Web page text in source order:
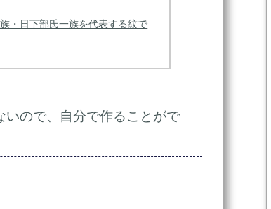
・日下部氏一族を代表する紋で
ので、自分で作ることがで